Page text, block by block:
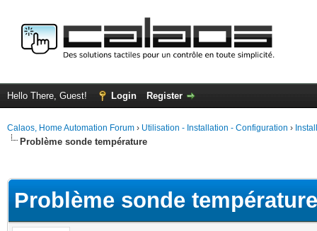
Hello There, Guest! Login Register
Calaos, Home Automation Forum › Utilisation - Installation - Configuration ›
Problème sonde température
Problème sonde température